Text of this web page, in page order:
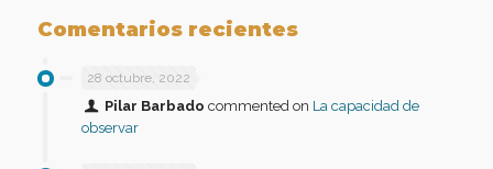
Comentarios recientes
28 octubre, 2022
Pilar Barbado commented on La capacidad de
observar